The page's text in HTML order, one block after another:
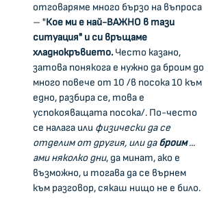
отговаряме много бързо на въпроса
– "Кое ми е най-ВАЖНО в тази
ситуация" и си връщаме
хладнокръвието. Често казано,
затова понякога е нужно да броим до
много повече от 10 /в посока 10 към
едно, разбира се, това е
успокояващата посока/. По-често
се налага или физически да се
отделим от другия, или да броим ...
ами няколко дни, да минат, ако е
възможно, и тогава да се върнем
към разговор, сякаш нищо не е било.